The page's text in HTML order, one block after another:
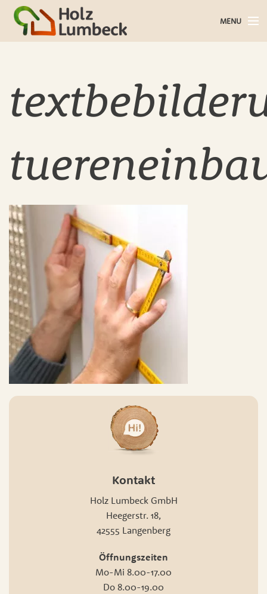
MENU
Holz im Garten
Bauholz
Service
Über uns
Blog
Kontakt
Kontakt
Holz Lumbeck GmbH
Heegerstr. 18,
42555 Langenberg
Öffnungszeiten
Mo-Mi 8.00-17.00
Do 8.00-19.00